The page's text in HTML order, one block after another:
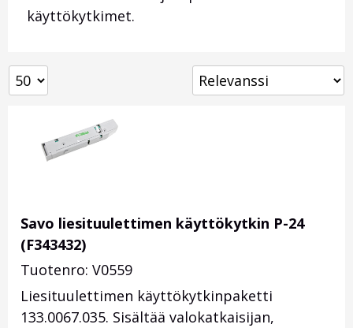
käyttökytkimet.
Savo liesituulettimen käyttökytkin P-24
(F343432)
Tuotenro: V0559
Liesituulettimen käyttökytkinpaketti
133.0067.035. Sisältää valokatkaisijan,